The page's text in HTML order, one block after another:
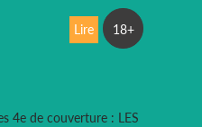
4e de couverture : LES
Lire 18+